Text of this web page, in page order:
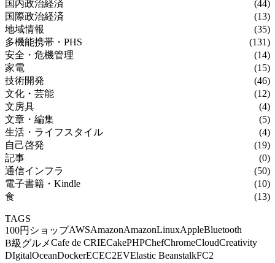
国内政治経済
(44)
国際政治経済
(13)
地域情報
(35)
多機能携帯・PHS
(131)
安全・危機管理
(14)
家電
(15)
技術開発
(46)
文化・芸能
(12)
文房具
(4)
文章・編集
(5)
生活・ライフスタイル
(4)
自己啓発
(19)
記事
(0)
通信インフラ
(50)
電子書籍・Kindle
(10)
食
(13)
TAGS
100円ショップAWSAmazonAmazonLinuxAppleBluetooth
B級グルメCafe de CRIECakePHPChefChromeCloudCreativity
DIgitalOceanDockerECEC2EVElastic BeanstalkFC2